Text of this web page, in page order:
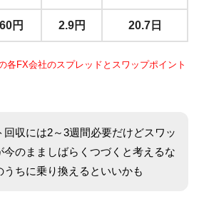
60円 2.9円 20.7日
各FX会社のスプレッドとスワップポイント
回収には2～3週間必要だけどスワッ
今のまましばらくつづくと考えるな
うちに乗り換えるといいかも